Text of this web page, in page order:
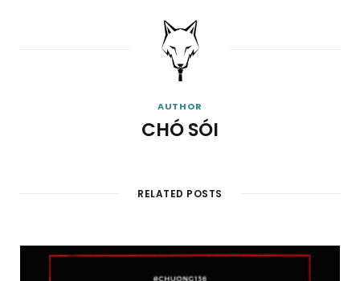
AUTHOR
CHÓ SÓI
RELATED POSTS